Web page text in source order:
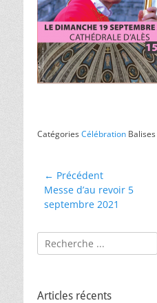
CatégoriesCélébration Balises
Navigation
de
l’article
← Précédent
Article
précédent :
Messe d’au revoir 5
septembre 2021
Rechercher :
Articles récents